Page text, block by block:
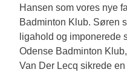
Hansen som vores nye
Badminton Klub. Søren
ligahold og imponerede
Odense Badminton
Van Der Lecq sikrede en